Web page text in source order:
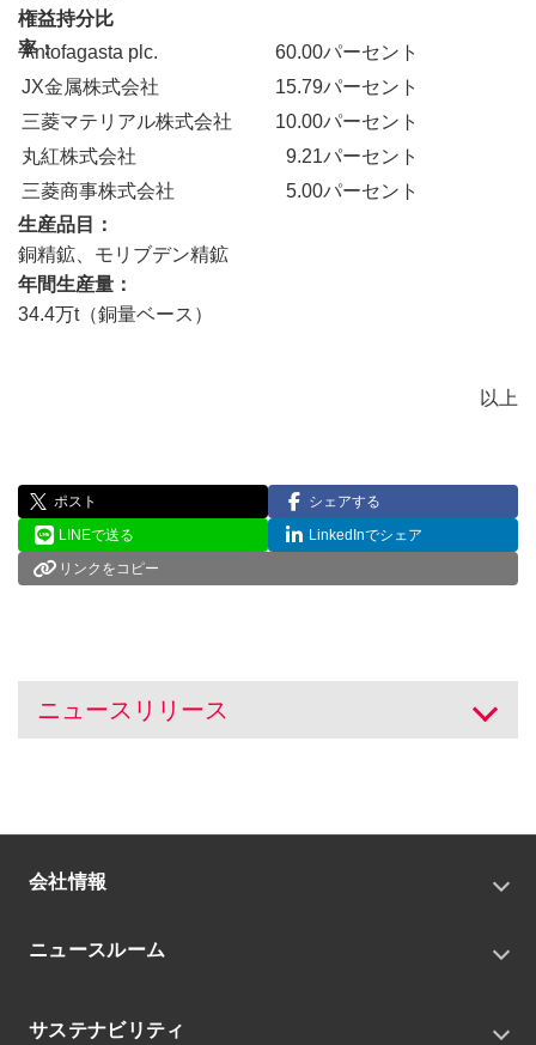
権益持分比
率
Antofagasta plc.
60.00パーセント
JX金属株式会社
15.79パーセント
三菱マテリアル株式会社
10.00パーセント
丸紅株式会社
9.21パーセント
三菱商事株式会社
5.00パーセント
生産品目
銅精鉱、モリブデン精鉱
年間生産量
34.4万t（銅量ベース）
以上
ポスト
シェアする
LINEで送る
LinkedInでシェア
リンクをコピー
ニュースリリース 開く
会社情報
会社概要
中期経営戦略
ニュースルーム
トピックス
サステナビリティ